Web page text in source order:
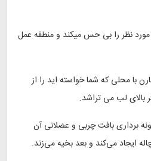
نظر را بی حس میکند و منطقه عمل
با محلی که شما خواسته اید را از
برداری بافت چربی و عضلانی آن
ایجاد می‌‌کند و بعد بخیه می‌زند.